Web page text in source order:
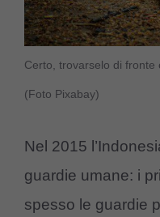
Certo, trovarselo di
(Foto Pixabay)
Nel 2015
guardie umane: i
spesso le guardie